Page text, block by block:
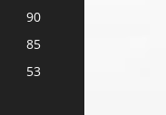
90
85
53